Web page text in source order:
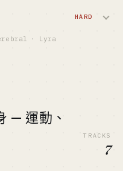
自
代諮詢」。
合作
·
Lyra
HARD
— 運動、
TRACKS
7